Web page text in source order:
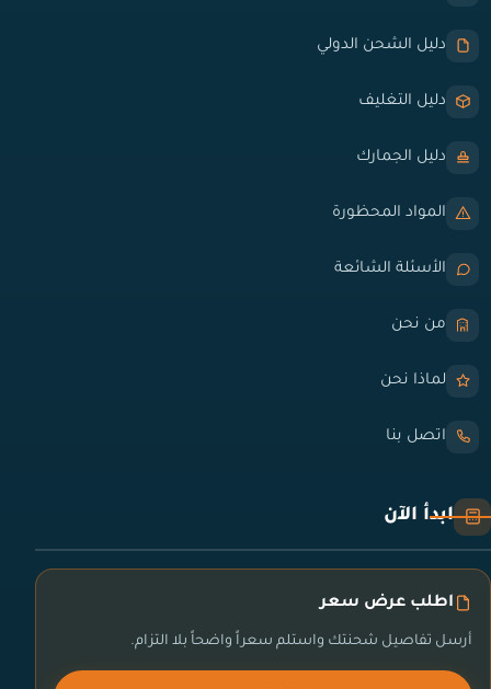
دليل الشحن الدولي
دليل التغليف
دليل الجمارك
المواد المحظورة
الأسئلة الشائعة
من نحن
لماذا نحن
اتصل بنا
ابدأ الآن
اطلب عرض سعر
أرسل تفاصيل شحنتك واستلم سعراً واضحاً بلا التزام.